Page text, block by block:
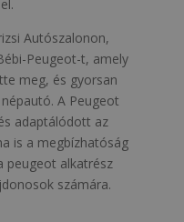
Autószalonon,
Peugeot-t, amely
meg, és gyorsan
A Peugeot
adaptálódott az
is a megbízhatóság
peugeot alkatrész
számára.